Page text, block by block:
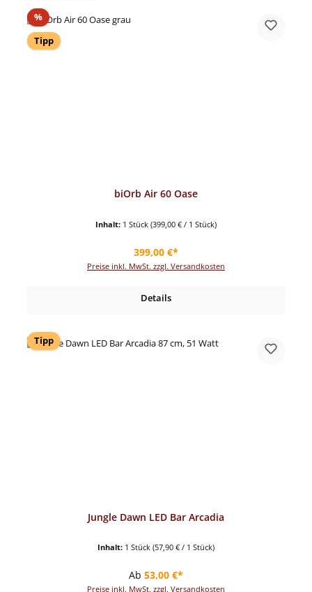
%Rabatt
Tipp
biOrb Air 60 Oase
Inhalt: 1 Stück (399,00 € / 1 Stück)
Regulärer Preis:
399,00 €*
Preise inkl. MwSt. zzgl. Versandkosten
Details
Tipp
Jungle Dawn LED Bar Arcadia
Inhalt: 1 Stück (57,90 € / 1 Stück)
Regulärer Preis:
Ab 53,00 €*
Preise inkl. MwSt. zzgl. Versandkosten